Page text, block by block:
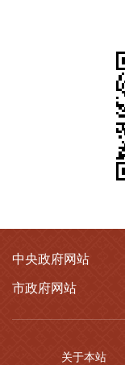
中央政府网站
市政府网站
关于本站